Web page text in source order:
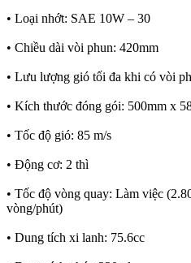
• Loại nhớt: SAE 10W – 30
• Chiều dài vòi phun: 420mm
• Lưu lượng gió tối đa khi có vòi
• Kích thước đóng gói: 500mm x
• Tốc độ gió: 85 m/s
• Động cơ: 2 thì
• Tốc độ vòng quay: Làm việc
vòng/phút)
• Dung tích xi lanh: 75.6cc